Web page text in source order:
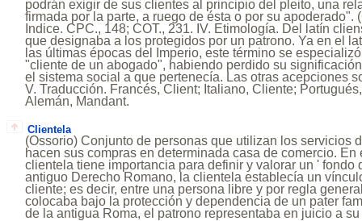
podrán exigir de sus clientes al principio del pleito, una
firmada por la parte, a ruego de ésta o por su apoderado".
Indice. CPC., 148; COT., 231. IV. Etimología. Del latín
que designaba a los protegidos por un patrono. Ya en el
las últimas épocas del Imperio, este término se
"cliente de un abogado", habiendo perdido su
el sistema social a que pertenecía. Las otras acepciones
V. Traducción. Francés, Client; Italiano, Cliente;
Alemán, Mandant.
Clientela
(Ossorio) Conjunto de personas que utilizan los servicios
hacen sus compras en determinada casa de comercio.
clientela tiene importancia para definir y valorar un ' fondo
antiguo Derecho Romano, la clientela establecía un
cliente; es decir, entre una persona libre y por regla
colocaba bajo la protección y dependencia de un pater
de la antigua Roma, el patrono representaba en juicio a